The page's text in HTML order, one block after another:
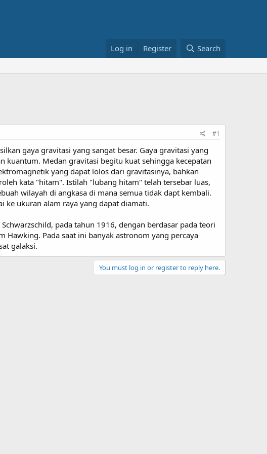
Log in Register Search
#1
gaya gravitasi yang sangat besar. Gaya gravitasi yang
kuantum. Medan gravitasi begitu kuat sehingga kecepatan
yang dapat lolos dari gravitasinya, bahkan
kata "hitam". Istilah "lubang hitam" telah tersebar luas,
wilayah di angkasa di mana semua tidak dapt kembali.
ke ukuran alam raya yang dapat diamati.
pada tahun 1916, dengan berdasar pada teori
Pada saat ini banyak astronom yang percaya
galaksi.
You must log in or register to reply here.